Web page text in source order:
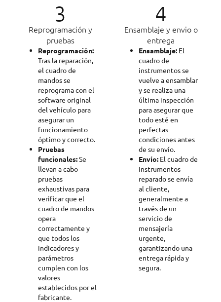
3
Reprogramación y
pruebas
Reprogramación:
Tras la reparación,
el cuadro de
mandos se
reprograma con el
software original
del vehículo para
asegurar un
funcionamiento
óptimo y correcto.
Pruebas
funcionales:Se
llevan a cabo
pruebas
exhaustivas para
verificar que el
cuadro de mandos
opera
correctamente y
que todos los
indicadores y
parámetros
cumplen con los
valores
establecidos por el
fabricante.
4
Ensamblaje y envio o
entrega
Ensamblaje: El
cuadro de
instrumentos se
vuelve a ensamblar
y se realiza una
última inspección
para asegurar que
todo esté en
perfectas
condiciones antes
de su envío.
Envío: El cuadro de
instrumentos
reparado se envía
al cliente,
generalmente a
través de un
servicio de
mensajería
urgente,
garantizando una
entrega rápida y
segura.